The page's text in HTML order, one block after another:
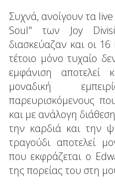
Συχνά, ανοίγουν τα
Soul" των Joy
διασκεύαζαν και οι
τέτοιο μόνο τυχαίο
εμφάνιση αποτελεί
μοναδική
παρευρισκόμενους
και με ανάλογη
την καρδιά και την
τραγούδι αποτελεί
που εκφράζεται ο
της πορείας του στη